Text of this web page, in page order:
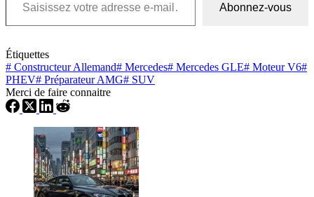
Abonnez-vous
Étiquettes
# Constructeur Allemand# Mercedes# Mercedes GLE# Moteur V6#
PHEV# Préparateur AMG# SUV
Merci de faire connaitre